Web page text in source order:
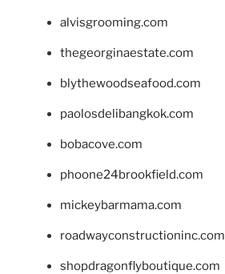
alvisgrooming.com
thegeorginaestate.com
blythewoodseafood.com
paolosdelibangkok.com
bobacove.com
phoone24brookfield.com
mickeybarmama.com
roadwayconstructioninc.com
shopdragonflyboutique.com